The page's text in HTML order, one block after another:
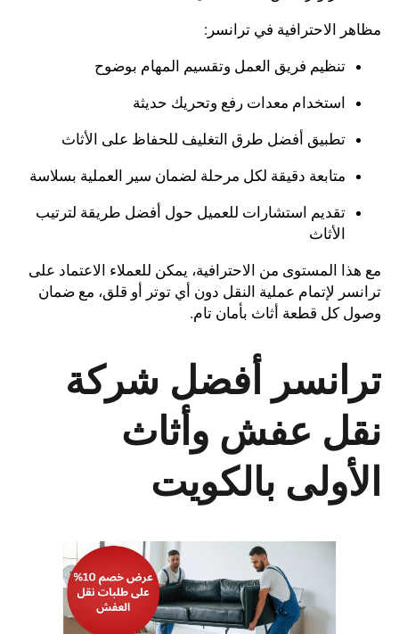
مظاهر الاحترافية في ترانسر:
تنظيم فريق العمل وتقسيم المهام بوضوح
استخدام معدات رفع وتحريك حديثة
تطبيق أفضل طرق التغليف للحفاظ على الأثاث
متابعة دقيقة لكل مرحلة لضمان سير العملية بسلاسة
تقديم استشارات للعميل حول أفضل طريقة لترتيب
الأثاث
مع هذا المستوى من الاحترافية، يمكن للعملاء الاعتماد على
ترانسر لإتمام عملية النقل دون أي توتر أو قلق، مع ضمان
وصول كل قطعة أثاث بأمان تام.
ترانسر أفضل شركة
نقل عفش وأثاث
الأولى بالكويت